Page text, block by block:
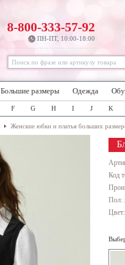
8-800-333-57-92
ПН-ПТ, 10:00-18:00
Большие размеры Одежда
F G H I J K
Женские юбки и платья больших
Код
Пол: